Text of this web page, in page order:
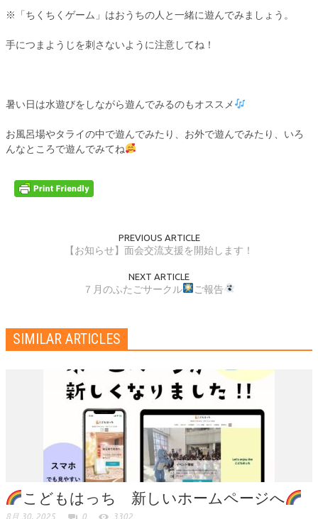
※「ちくちくゲーム」はおうちの人と一緒に遊んでみましょう。
手につまようじを刺さないように注意してね！
暑い日は水遊びをしながら遊んでみるのもオススメ
お風呂場やタライの中で遊んでみたり、お外で遊んでみたり、いろ
んなところで遊んでみてね
PREVIOUS ARTICLE
【お知らせ】面会交流支援を開始します！
NEXT ARTICLE
７月のふたごサークル ご報告
SIMILAR ARTICLES
こどもはっち 新しいホームページへ
8月 30, 2025 0 3302